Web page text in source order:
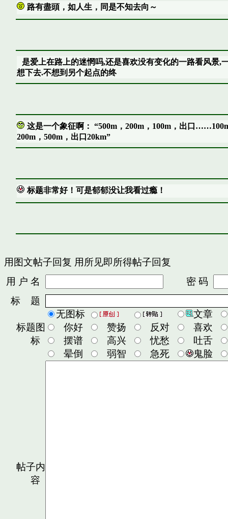
路有盡頭，如人生，同是不知去向～
是爱上在路上的迷惘吗,还是喜欢没有变化的一路看风景,
想下去.不想到另个起点的终
这是一个象征啊： “500m，200m，100m，出口
200m，500m，出口20km”
标题非常好！可是郁郁没让我看过瘾！
用图文帖子回复 用所见即所得帖子回复
用 户 名
密 码
标 题
标题图
标
无图标
文章
你好
赞扬 反对
喜欢
摆谱
高兴 忧愁
吐舌
晕倒
弱智 急死 鬼脸
帖子内
容